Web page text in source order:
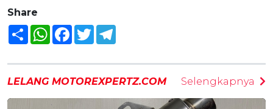
Share
Share WhatsAppFacebook
Twitter
LELANG MOTOREXPERTZ.COM Selengkapnya